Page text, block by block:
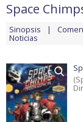
Space
Sinopsis
Noticias